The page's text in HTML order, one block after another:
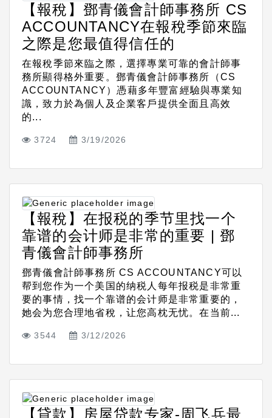
【報稅】鄧青儀會計師事務所 CS
ACCOUNTANCY在報稅季節來臨
之際是您最值得信任的
在報稅季節來臨之際，選擇專業可靠的會計師事
務所顯得格外重要。鄧青儀會計師事務所（CS
ACCOUNTANCY）憑藉多年豐富經驗與專業知
識，致力於為個人及企業客戶提供全面且高效
的...
3724 3/19/2026
【報稅】在报税的季节里找一个
靠谱的会计师是非常的重要 | 鄧
青儀會計師事務所
鄧青儀會計師事務所 CS ACCOUNTANCY可以
帮到您作为一个美国的纳税人每年报税是非常重
要的事情，找一个靠谱的会计师是非常重要的，
她会为您合理地省稅，让您高枕无忧。在当前...
3544 3/12/2026
【貸款】房屋贷款专家-周飞兵最